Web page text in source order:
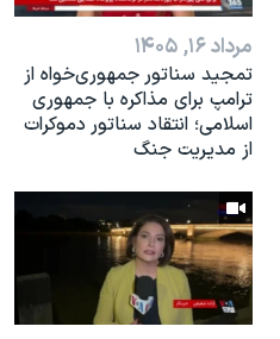
مرداد ۱۶, ۱۴۰۵
تمجید سناتور جمهوری‌خواه از
ترامپ برای مذاکره با جمهوری
اسلامی؛ انتقاد سناتور دموکرات
از مدیریت جنگ